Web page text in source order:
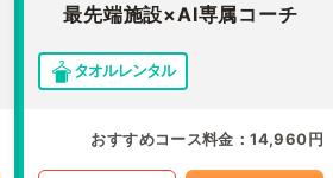
最先端施設×AI専属コーチ
タオルレンタル
おすすめコース料金 14,960円